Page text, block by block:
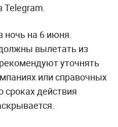
Telegram.
ночь на 6 июня.
вылетать из
уточнять
или справочных
действия